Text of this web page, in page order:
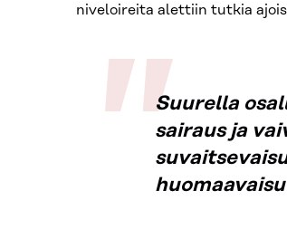
niveloireita alettiin tutkia
Suurella
sairaus ja